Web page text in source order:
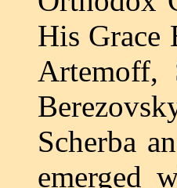
His Grace
Artemoff,
Scherba
emerged